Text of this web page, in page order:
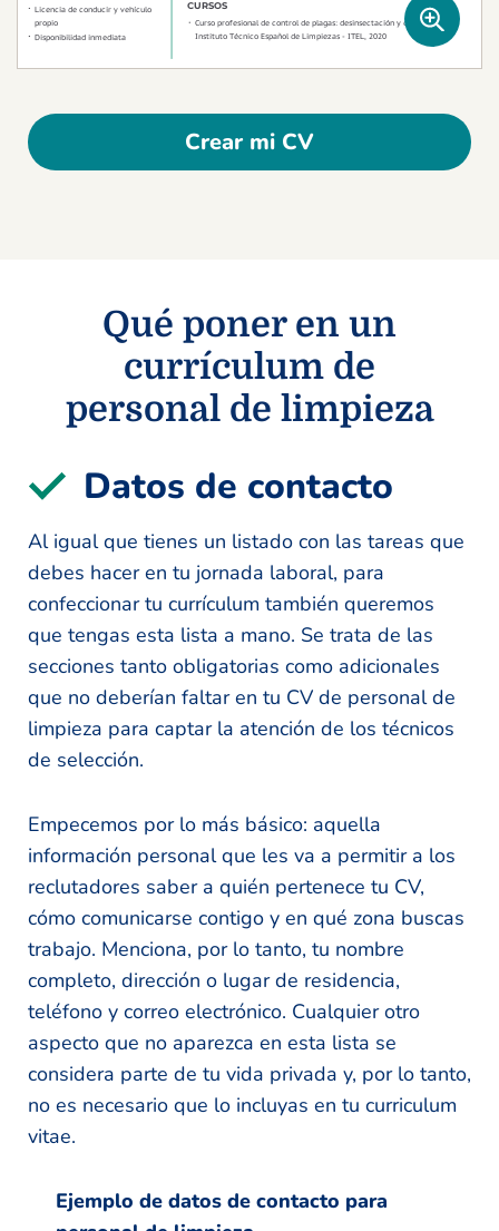
Crear mi CV
Qué poner en un
currículum de
personal de limpieza
Datos de contacto
Al igual que tienes un listado con las tareas que
debes hacer en tu jornada laboral, para
confeccionar tu currículum también queremos
que tengas esta lista a mano. Se trata de las
secciones tanto obligatorias como adicionales
que no deberían faltar en tu CV de personal de
limpieza para captar la atención de los técnicos
de selección.
Empecemos por lo más básico: aquella
información personal que les va a permitir a los
reclutadores saber a quién pertenece tu CV,
cómo comunicarse contigo y en qué zona buscas
trabajo. Menciona, por lo tanto, tu nombre
completo, dirección o lugar de residencia,
teléfono y correo electrónico. Cualquier otro
aspecto que no aparezca en esta lista se
considera parte de tu vida privada y, por lo tanto,
no es necesario que lo incluyas en tu curriculum
vitae.
Ejemplo de datos de contacto para